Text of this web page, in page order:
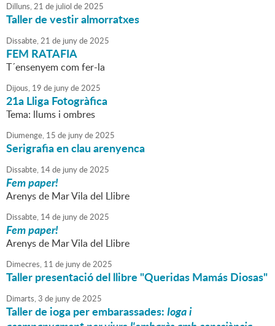
Dilluns,21 de juliol de2025
Taller de vestir almorratxes
Dissabte,21 de junyde2025
FEM RATAFIA
T´ensenyem com fer-la
Dijous, 19 de junyde2025
21a Lliga Fotogràfica
Tema: llums i ombres
Diumenge, 15 de junyde2025
Serigrafia en clau arenyenca
Dissabte, 14de junyde2025
Fem paper!
Arenys de Mar Vila del Llibre
Dissabte, 14de junyde2025
Fem paper!
Arenys de Mar Vila del Llibre
Dimecres, 11 de junyde2025
Taller presentació del llibre "Queridas Mamás Diosas"
Dimarts,3 de junyde2025
Taller de ioga per embarassades:Ioga i